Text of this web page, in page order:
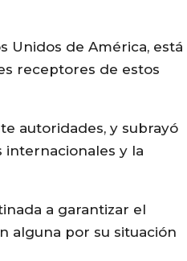
Unidos de América, está
receptores de estos
autoridades, y subrayó
y la
a garantizar el
alguna por su situación